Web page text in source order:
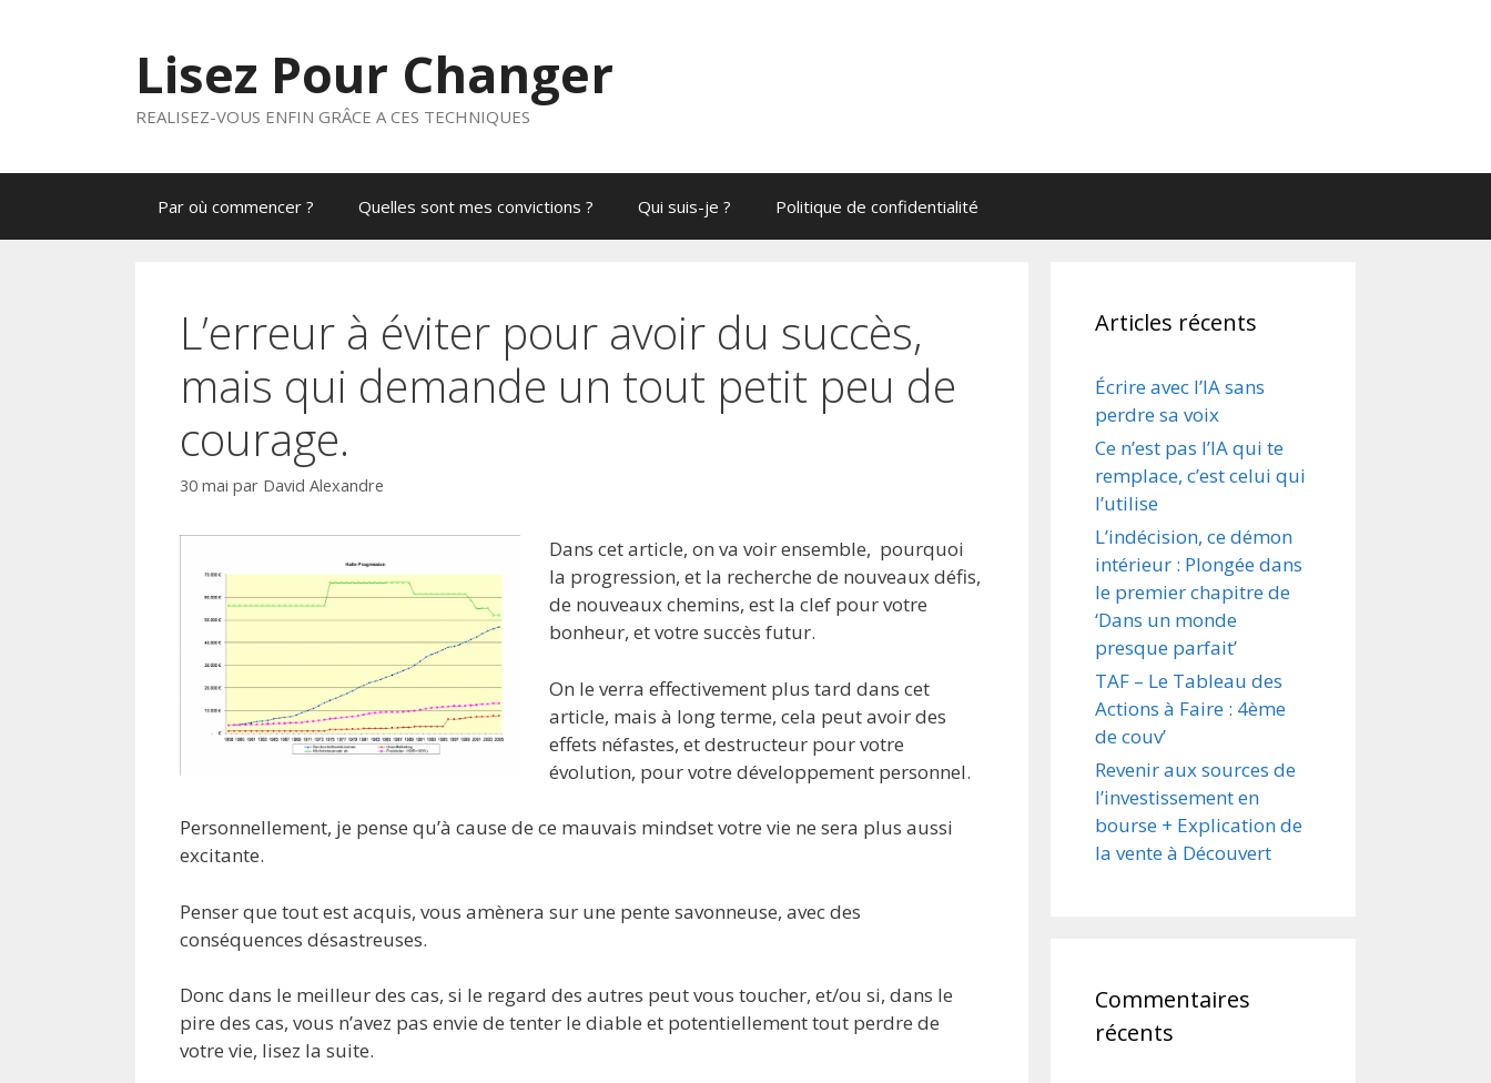
Lisez Pour Changer
REALISEZ-VOUS ENFIN GRÂCE A CES TECHNIQUES
Par où commencer ? Quelles sont mes convictions ? Qui suis-je ? Politique de confidentialité
L’erreur à éviter pour avoir du succès,
mais qui demande un tout petit peu de
courage.
30 mai par David Alexandre
Dans cet article, on va voir ensemble, pourquoi
la progression, et la recherche de nouveaux défis,
de nouveaux chemins, est la clef pour votre
bonheur, et votre succès futur.
On le verra effectivement plus tard dans cet
article, mais à long terme, cela peut avoir des
effets néfastes, et destructeur pour votre
évolution, pour votre développement personnel.
Personnellement, je pense qu’à cause de ce mauvais mindset votre vie ne sera plus aussi
excitante.
Penser que tout est acquis, vous amènera sur une pente savonneuse, avec des
conséquences désastreuses.
Donc dans le meilleur des cas, si le regard des autres peut vous toucher, et/ou si, dans le
pire des cas, vous n’avez pas envie de tenter le diable et potentiellement tout perdre de
votre vie, lisez la suite.
Articles récents
Écrire avec l’IA sans
perdre sa voix
Ce n’est pas l’IA qui te
remplace, c’est celui qui
l’utilise
L’indécision, ce démon
intérieur : Plongée dans
le premier chapitre de
‘Dans un monde
presque parfait’
TAF – Le Tableau des
Actions à Faire : 4ème
de couv’
Revenir aux sources de
l’investissement en
bourse + Explication de
la vente à Découvert
Commentaires
récents